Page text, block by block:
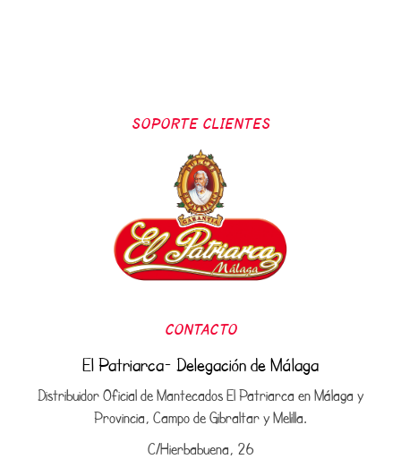
SOPORTE CLIENTES
CONTACTO
El Patriarca- Delegación de Málaga
Distribuidor Oficial de Mantecados El Patriarca en Málaga y
Provincia, Campo de Gibraltar y Melilla.
C/Hierbabuena, 26